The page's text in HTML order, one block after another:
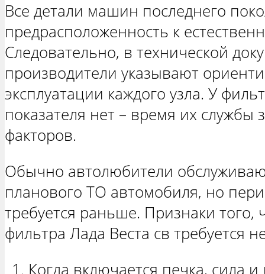
Все детали машин последнего
предрасположенность к
Следовательно, в технической
производители указывают
эксплуатации каждого узла. У
показателя нет – время их службы
факторов.
Обычно автолюбители
планового ТО автомобиля, но
требуется раньше. Признаки того,
фильтра Лада Веста св требуется
Когда включается печка, сила